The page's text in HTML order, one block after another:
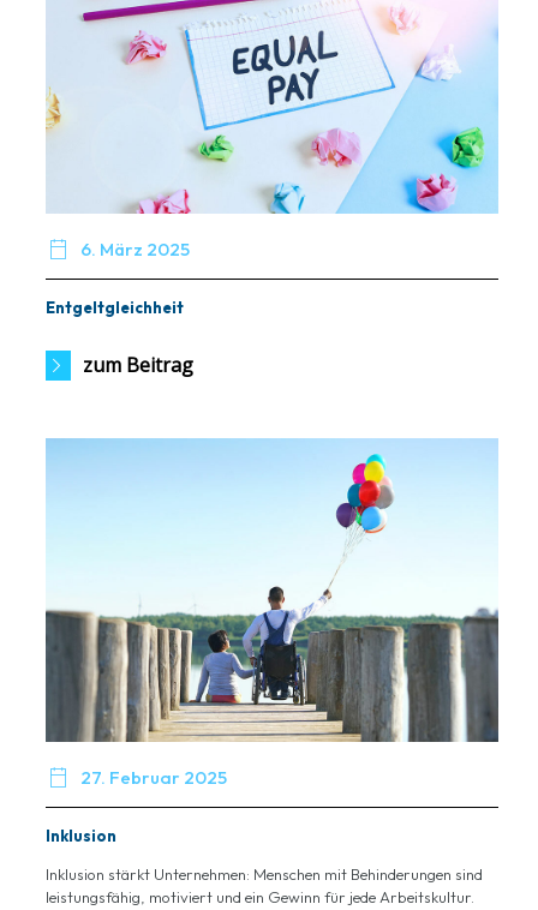
 6. März 2025
Entgeltgleichheit
zum Beitrag
 27. Februar 2025
Inklusion
Inklusion stärkt Unternehmen: Menschen mit Behinderungen sind
leistungsfähig, motiviert und ein Gewinn für jede Arbeitskultur.